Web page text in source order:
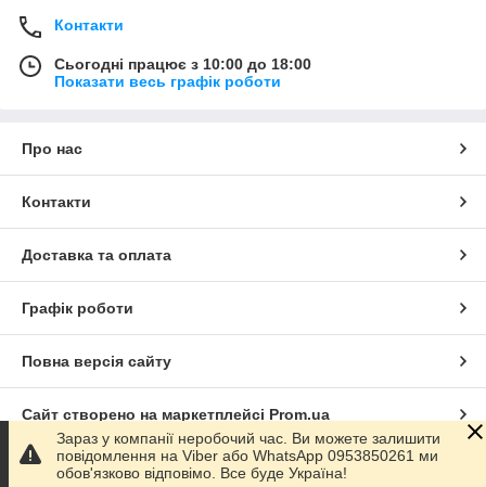
Контакти
Сьогодні працює з 10:00 до 18:00
Показати весь графік роботи
Про нас
Контакти
Доставка та оплата
Графік роботи
Повна версія сайту
Сайт створено на маркетплейсі Prom.ua
Політика конфіденційності
Зараз у компанії неробочий час. Ви можете залишити
повідомлення на Viber або WhatsApp 0953850261 ми
обов'язково відповімо. Все буде Україна!